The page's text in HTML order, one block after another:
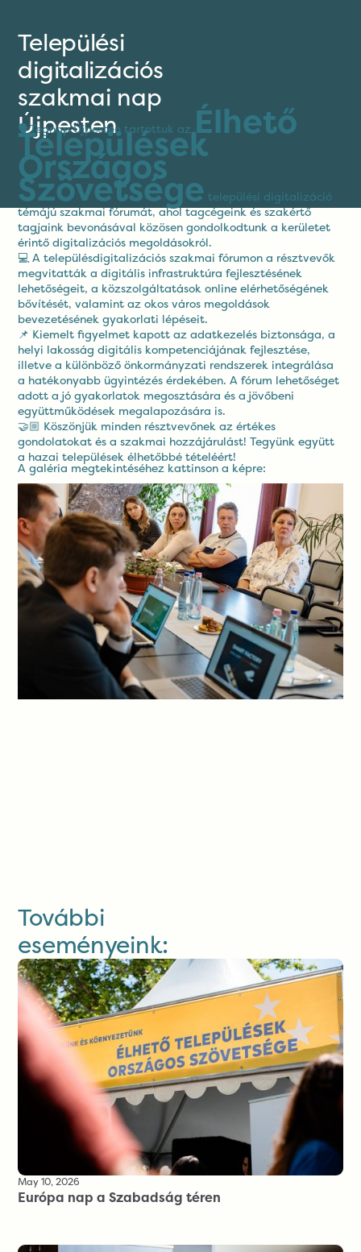
Települési
digitalizációs
szakmai nap
Újpesten
April 11, 2025
🗣️Tegnap Újpesten tartottuk az Élhető
Települések
Országos
Szövetsége települési digitalizáció
témájú szakmai fórumát, ahol tagcégeink és szakértő
tagjaink bevonásával közösen gondolkodtunk a kerületet
érintő digitalizációs megoldásokról.
💻 A településdigitalizációs szakmai fórumon a résztvevők
megvitatták a digitális infrastruktúra fejlesztésének
lehetőségeit, a közszolgáltatások online elérhetőségének
bővítését, valamint az okos város megoldások
bevezetésének gyakorlati lépéseit.
📌 Kiemelt figyelmet kapott az adatkezelés biztonsága, a
helyi lakosság digitális kompetenciájának fejlesztése,
illetve a különböző önkormányzati rendszerek integrálása
a hatékonyabb ügyintézés érdekében. A fórum lehetőséget
adott a jó gyakorlatok megosztására és a jövőbeni
együttműködések megalapozására is.
🤝🏼 Köszönjük minden résztvevőnek az értékes
gondolatokat és a szakmai hozzájárulást! Tegyünk együtt
a hazai települések élhetőbbé tételéért!
A galéria megtekintéséhez kattinson a képre:
További
eseményeink:
May 10, 2026
Európa nap a Szabadság téren